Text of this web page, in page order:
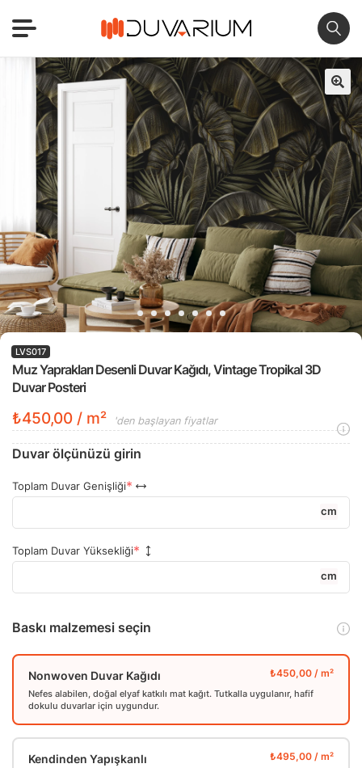
🔍
Muz Yaprakları Desenli Duvar Kağıdı, Vintage Tropikal 3D
Duvar Posteri
LVS017
₺450,00 / m² 'den başlayan fiyatlar
Duvar ölçünüzü girin
Toplam Duvar Genişliği
cm
Toplam Duvar Yüksekliği
cm
Baskı malzemesi seçin
Nonwoven Duvar Kağıdı
Nefes alabilen, doğal elyaf katkılı mat kağıt. Tutkalla uygulanır, hafif
dokulu duvarlar için uygundur.
Kendinden Yapışkanlı